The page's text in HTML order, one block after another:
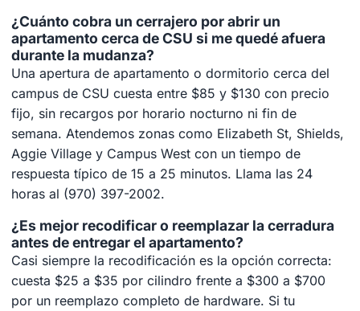
¿Cuánto cobra un cerrajero por abrir un
apartamento cerca de CSU si me quedé afuera
durante la mudanza?
Una apertura de apartamento o dormitorio cerca del
campus de CSU cuesta entre $85 y $130 con precio
fijo, sin recargos por horario nocturno ni fin de
semana. Atendemos zonas como Elizabeth St, Shields,
Aggie Village y Campus West con un tiempo de
respuesta típico de 15 a 25 minutos. Llama las 24
horas al (970) 397-2002.
¿Es mejor recodificar o reemplazar la cerradura
antes de entregar el apartamento?
Casi siempre la recodificación es la opción correcta:
cuesta $25 a $35 por cilindro frente a $300 a $700
por un reemplazo completo de hardware. Si tu